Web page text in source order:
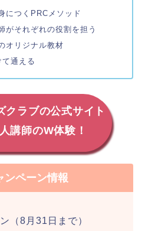
につくPRCメソッド
がそれぞれの役割を担う
オリジナル教材
通える
ラブの公式サイト
講師のW体験！
ンペーン情報
（8月31日まで）